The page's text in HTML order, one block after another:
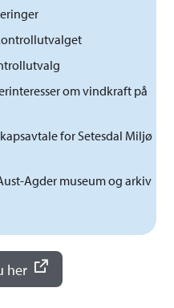
om vindkraft på
for Setesdal Miljø
Agder museum og arkiv
her